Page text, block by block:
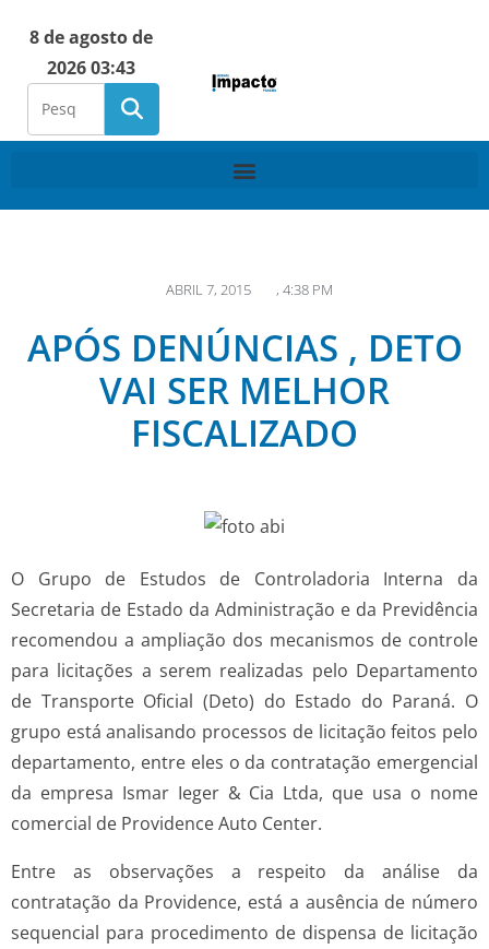
8 de agosto de
2026 03:43
ABRIL 7, 2015 , 4:38 PM
APÓS DENÚNCIAS , DETO
VAI SER MELHOR
FISCALIZADO
O Grupo de Estudos de Controladoria Interna da
Secretaria de Estado da Administração e da Previdência
recomendou a ampliação dos mecanismos de controle
para licitações a serem realizadas pelo Departamento
de Transporte Oficial (Deto) do Estado do Paraná. O
grupo está analisando processos de licitação feitos pelo
departamento, entre eles o da contratação emergencial
da empresa Ismar Ieger & Cia Ltda, que usa o nome
comercial de Providence Auto Center.
Entre as observações a respeito da análise da
contratação da Providence, está a ausência de número
sequencial para procedimento de dispensa de licitação